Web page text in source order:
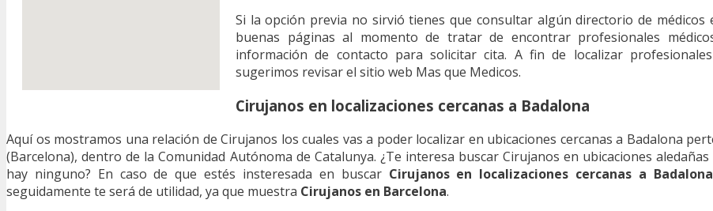
Si la opción previa no sirvió tienes que consultar algún directorio de médicos
buenas páginas al momento de tratar de encontrar profesionales
información de contacto para solicitar cita. A fin de localizar
sugerimos revisar el sitio web Mas que Medicos.
Cirujanos en localizaciones cercanas a Badalona
Aquí os mostramos una relación de Cirujanos los cuales vas a poder localizar en ubicaciones cercanas a Badalona
(Barcelona), dentro de la Comunidad Autónoma de Catalunya. ¿Te interesa buscar Cirujanos en ubicaciones
hay ninguno? En caso de que estés insteresada en buscar Cirujanos en localizaciones cercanas a Badalona
seguidamente te será de utilidad, ya que muestra Cirujanos en Barcelona.